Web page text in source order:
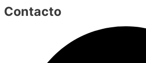
Contacto